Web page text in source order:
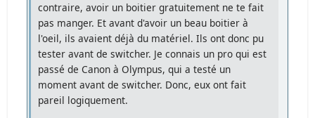
contraire, avoir un boitier gratuitement ne te fait
pas manger. Et avant d'avoir un beau boitier à
l'oeil, ils avaient déjà du matériel. Ils ont donc pu
tester avant de switcher. Je connais un pro qui est
passé de Canon à Olympus, qui a testé un
moment avant de switcher. Donc, eux ont fait
pareil logiquement.